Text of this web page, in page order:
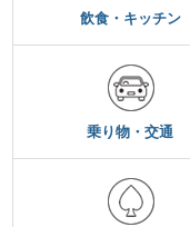
飲食・キッチン
乗り物・交通